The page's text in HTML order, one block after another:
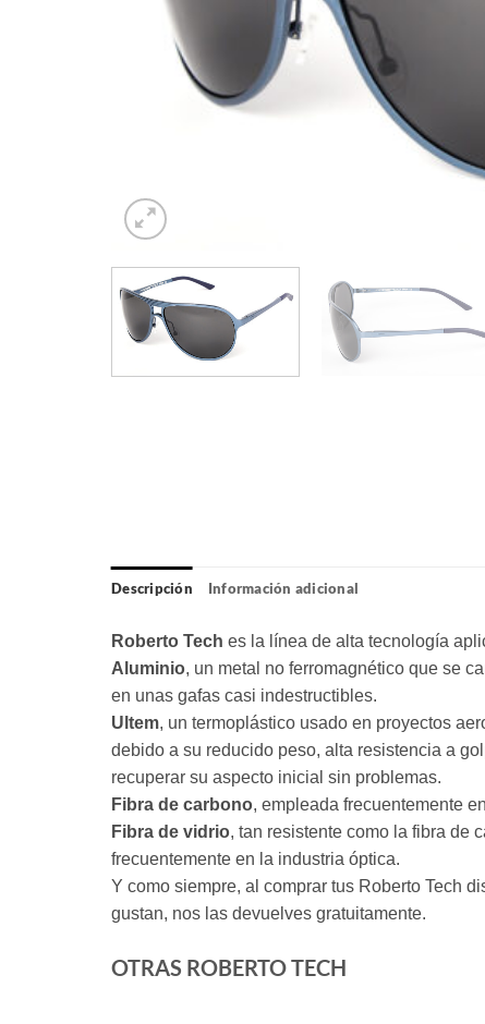
Descripción Información adicional
Roberto Tech es la línea de alta tecnología
Aluminio, un metal no ferromagnético que se
en unas gafas casi indestructibles.
Ultem, un termoplástico usado en proyectos
debido a su reducido peso, alta resistencia a
recuperar su aspecto inicial sin problemas.
Fibra de carbono, empleada frecuentemente
Fibra de vidrio, tan resistente como la fibra de
frecuentemente en la industria óptica.
Y como siempre, al comprar tus Roberto Tech
gustan, nos las devuelves gratuitamente.
OTRAS ROBERTO TECH